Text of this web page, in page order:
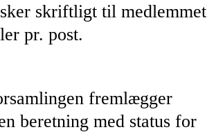
skriftligt til medlemmet
pr. post.
fremlægger
beretning med status for